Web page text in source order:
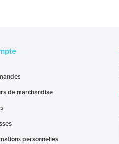
de marchandise
personnelles